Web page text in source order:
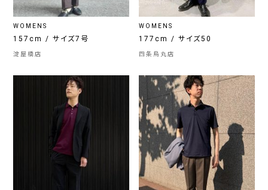
WOMENS
157cm / サイズ7号
淀屋橋店
WOMENS
177cm / サイズ50
四条烏丸店